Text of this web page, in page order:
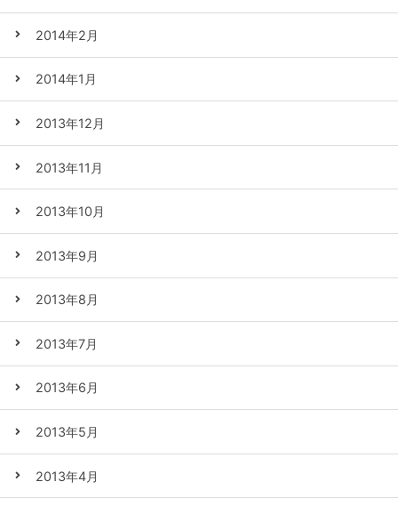
2014年2月
2014年1月
2013年12月
2013年11月
2013年10月
2013年9月
2013年8月
2013年7月
2013年6月
2013年5月
2013年4月